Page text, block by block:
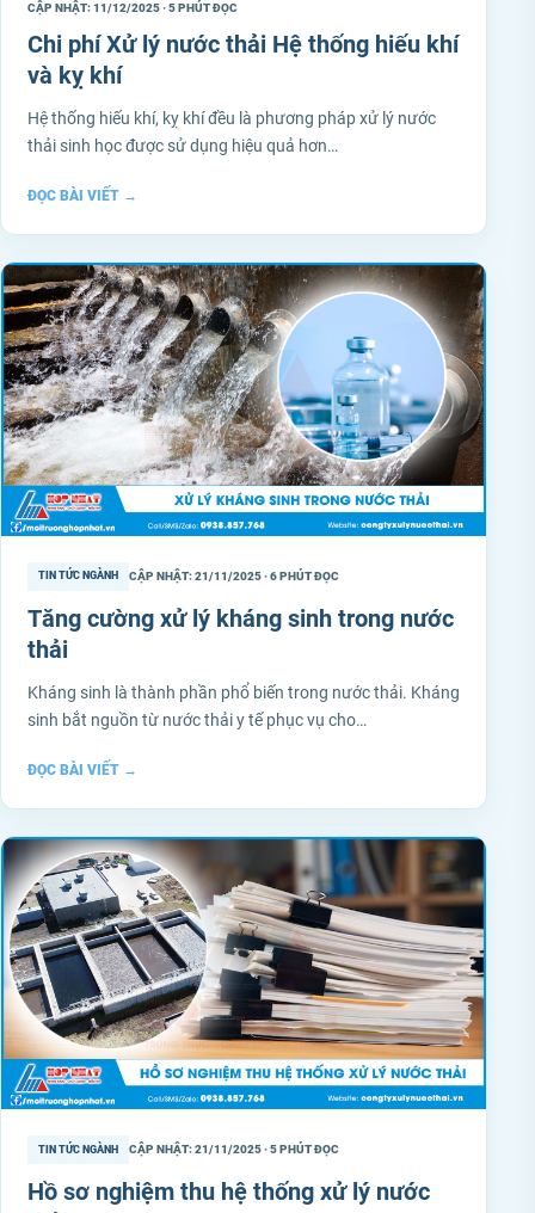
CẬP NHẬT: 11/12/2025 · 5 PHÚT ĐỌC
Chi phí Xử lý nước thải Hệ thống hiếu khí
và kỵ khí
Hệ thống hiếu khí, kỵ khí đều là phương pháp xử lý nước
thải sinh học được sử dụng hiệu quả hơn…
ĐỌC BÀI VIẾT →
TIN TỨC NGÀNH CẬP NHẬT: 21/11/2025 · 6 PHÚT ĐỌC
Tăng cường xử lý kháng sinh trong nước
thải
Kháng sinh là thành phần phổ biến trong nước thải. Kháng
sinh bắt nguồn từ nước thải y tế phục vụ cho…
ĐỌC BÀI VIẾT →
TIN TỨC NGÀNH CẬP NHẬT: 21/11/2025 · 5 PHÚT ĐỌC
Hồ sơ nghiệm thu hệ thống xử lý nước